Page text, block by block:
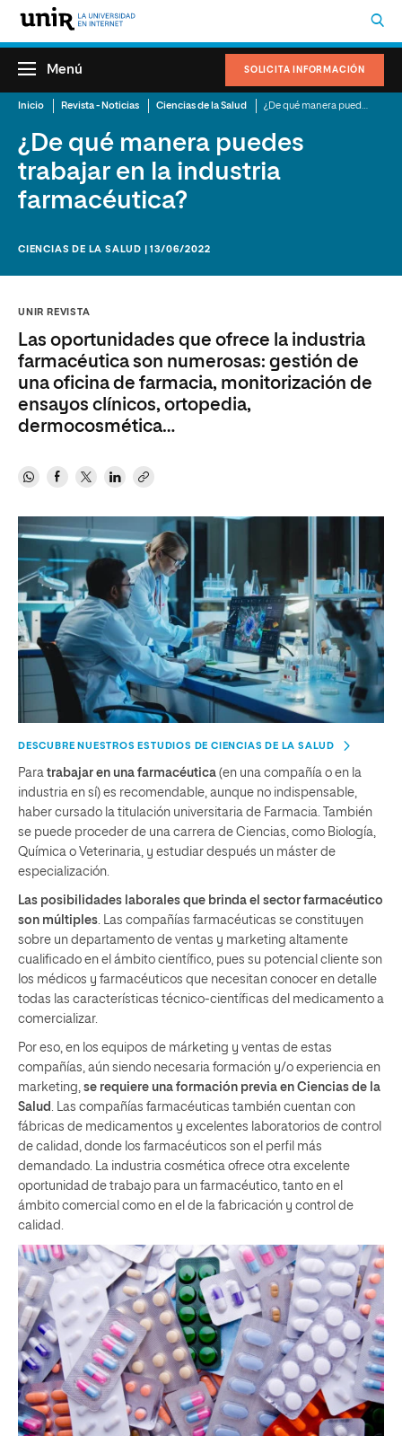
SOLICITA INFORMACIÓN
Menú
Inicio Revista - Noticias Ciencias de la Salud
¿De qué manera puedes
trabajar en la industria
farmacéutica?
CIENCIAS DE LA SALUD | 13/06/2022
UNIR REVISTA
Las oportunidades que ofrece la industria
farmacéutica son numerosas: gestión de
una oficina de farmacia, monitorización de
ensayos clínicos, ortopedia,
dermocosmética…
DESCUBRE NUESTROS ESTUDIOS DE CIENCIAS DE LA SALUD
Para trabajar en una farmacéutica (en una compañía o en la
industria en sí) es recomendable, aunque no indispensable,
haber cursado la titulación universitaria de Farmacia. También
se puede proceder de una carrera de Ciencias, como Biología,
Química o Veterinaria, y estudiar después un máster de
especialización.
Las posibilidades laborales que brinda el sector farmacéutico
son múltiples . Las compañías farmacéuticas se constituyen
sobre un departamento de ventas y marketing altamente
cualificado en el ámbito científico, pues su potencial cliente son
los médicos y farmacéuticos que necesitan conocer en detalle
todas las características técnico-científicas del medicamento a
comercializar.
Por eso, en los equipos de márketing y ventas de estas
compañías, aún siendo necesaria formación y/o experiencia en
marketing, se requiere una formación previa en Ciencias de la
Salud
. Las compañías farmacéuticas también cuentan con
fábricas de medicamentos y excelentes laboratorios de control
de calidad, donde los farmacéuticos son el perfil más
demandado. La industria cosmética ofrece otra excelente
oportunidad de trabajo para un farmacéutico, tanto en el
ámbito comercial como en el de la fabricación y control de
calidad.